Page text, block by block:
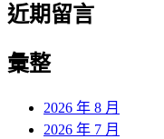
近期留言
彙整
2026 年 8 月
2026 年 7 月